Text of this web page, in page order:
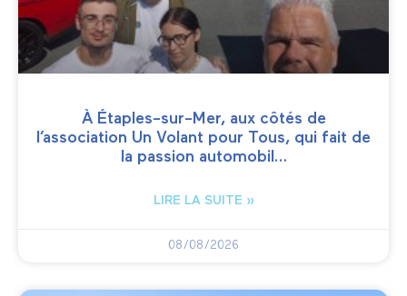
À Étaples-sur-Mer, aux côtés de
l’association Un Volant pour Tous, qui fait de
la passion automobil…
LIRE LA SUITE »
08/08/2026